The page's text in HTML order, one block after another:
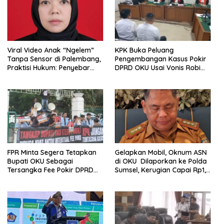
Viral Video Anak “Ngelem”
Tanpa Sensor di Palembang,
Praktisi Hukum: Penyebar
KPK Buka Peluang
Pengembangan Kasus Pokir
DPRD OKU Usai Vonis Robi
FPR Minta Segera Tetapkan
Bupati OKU Sebagai
Tersangka Fee Pokir DPRD
Gelapkan Mobil, Oknum ASN
di OKU Dilaporkan ke Polda
Sumsel, Kerugian Capai Rp1,2